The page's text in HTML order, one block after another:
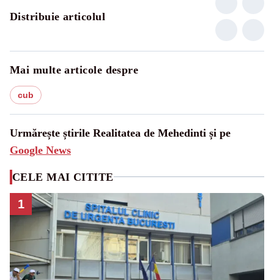
Distribuie articolul
Mai multe articole despre
cub
Urmărește știrile Realitatea de Mehedinti și pe
Google News
CELE MAI CITITE
1